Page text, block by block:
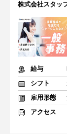
株式会社スタッ
給与
シフト
雇用形態
アクセス